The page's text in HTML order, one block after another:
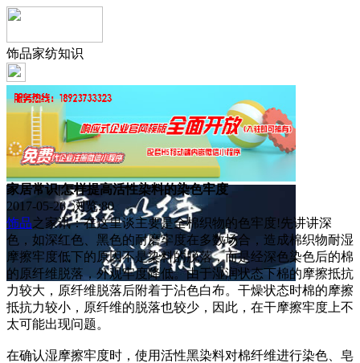
饰品家纺知识
家居常识|怎样提高活性染料的染色牢度
2017-05-26 浏览:80
饰品之家讯：在这里谈主要是全棉织物的色牢度!先讲讲深
色，如深红色、黑色的耐磨牢度在多数场合，造成棉织物耐湿
摩擦牢度低下的原因不是染料的脱落，而是经深色染色后的棉
的原纤维脱落，外观牢度降低。由于湿润状态下棉的摩擦抵抗
力较大，原纤维脱落后附着于沾色白布。干燥状态时棉的摩擦
抵抗力较小，原纤维的脱落也较少，因此，在干摩擦牢度上不
太可能出现问题。
在确认湿摩擦牢度时，使用活性黑染料对棉纤维进行染色、皂